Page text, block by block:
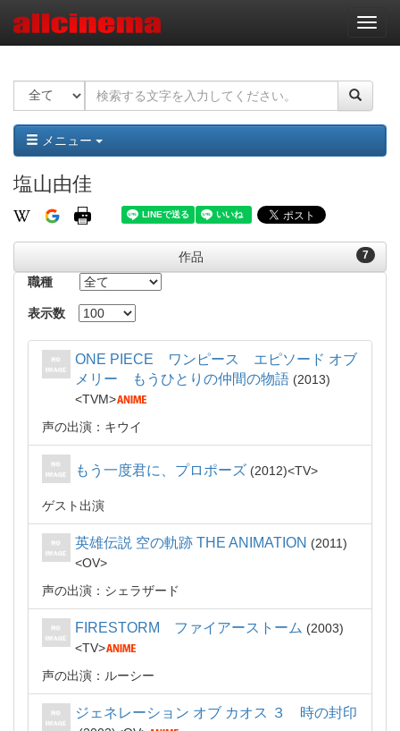
ナ
ビ
ー
ョ
ン
メニュー
塩山由佳
7
作品
職種
表示数
ONE PIECE ワンピース エピソード オブ
メリー もうひとりの仲間の物語
2013
TVM
声の出演：キウイ
もう一度君に、プロポーズ 2012 TV
ゲスト出演
英雄伝説 空の軌跡 THE ANIMATION
2011
OV
声の出演：シェラザード
FIRESTORM ファイアーストーム
2003
TV
声の出演：ルーシー
ジェネレーション オブ カオス ３ 時の封印